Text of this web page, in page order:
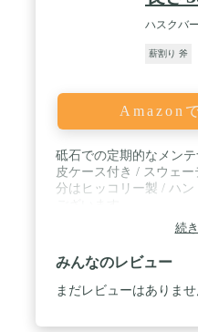
ハスクバ
薪割り 斧
Amazon
砥石での定期的なメン
皮ケース付き / スウェ
分はヒッコリー製 / ハ
続
みんなのレビュー
まだレビューはありませ